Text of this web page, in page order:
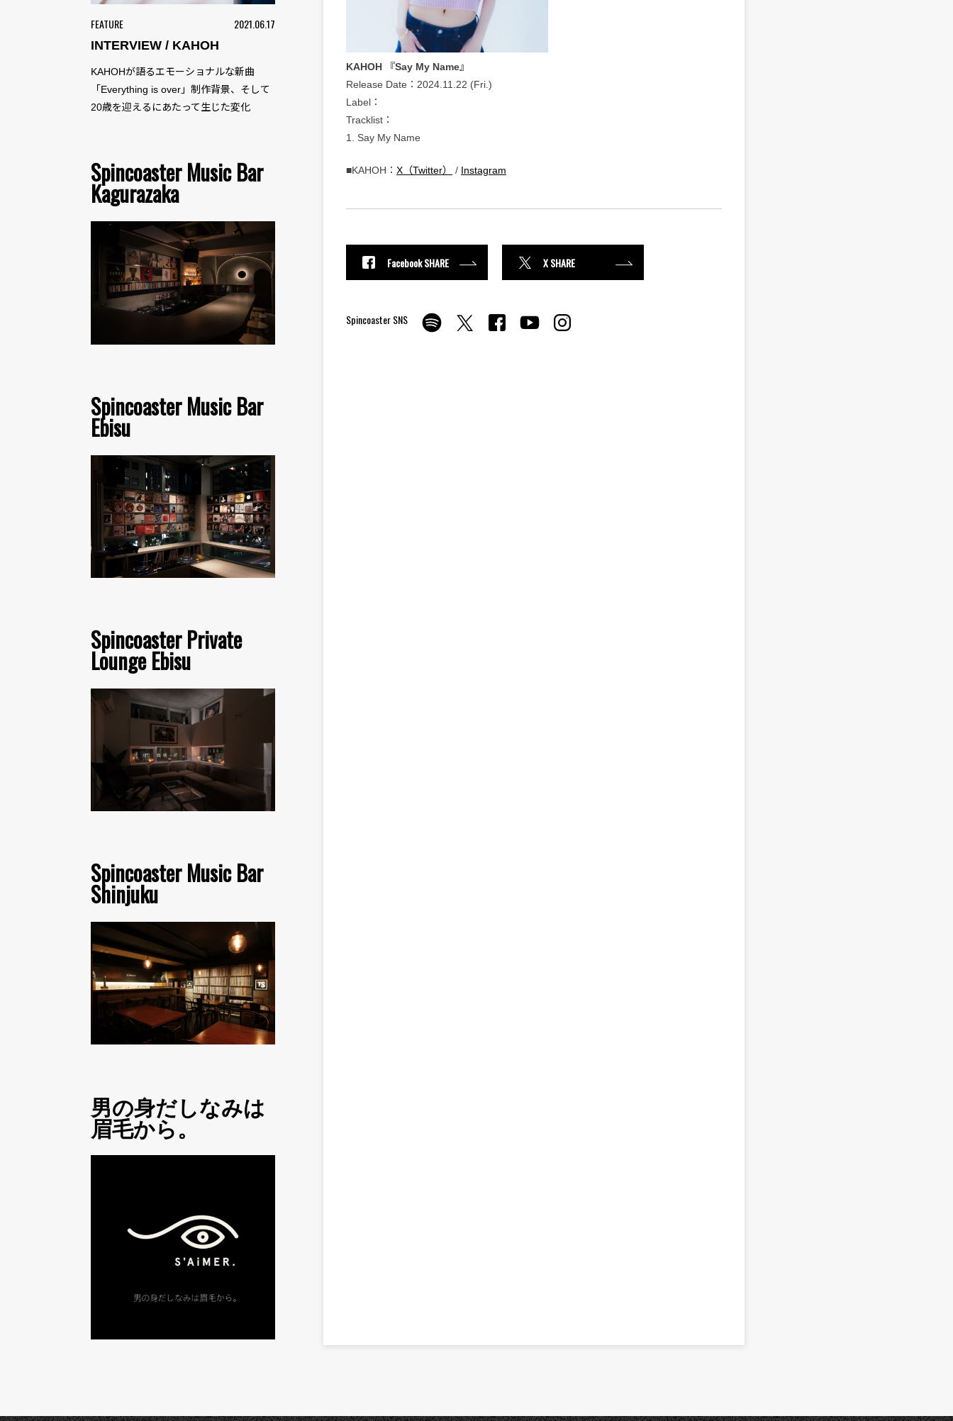
FEATURE 2021.06.17
INTERVIEW / KAHOH
KAHOHが語るエモーショナルな新曲
「Everything is over」制作背景、そして
20歳を迎えるにあたって生じた変化
Spincoaster Music Bar
Kagurazaka
Spincoaster Music Bar
Ebisu
Spincoaster Private
Lounge Ebisu
Spincoaster Music Bar
Shinjuku
男の身だしなみは
眉毛から。
KAHOH 『Say My Name』
Release Date：2024.11.22 (Fri.)
Label：
Tracklist：
1. Say My Name
■KAHOH： X（Twitter） / Instagram
Facebook SHARE X SHARE
Spincoaster SNS